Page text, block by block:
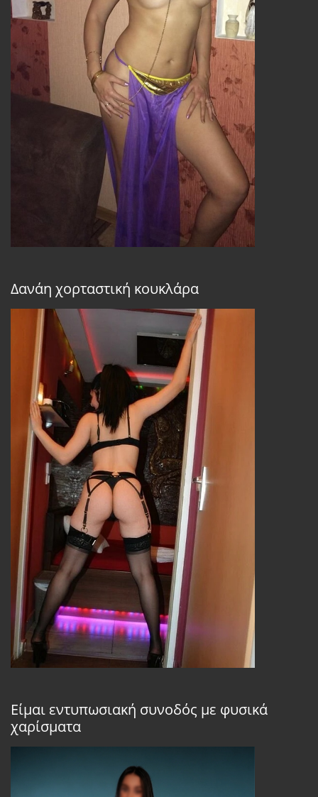
Δανάη χορταστική κουκλάρα
Είμαι εντυπωσιακή συνοδός με φυσικά
χαρίσματα